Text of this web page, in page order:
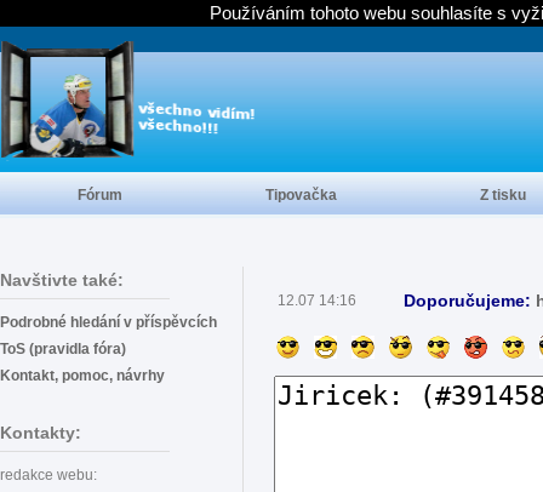
Navštivte také:
Podrobné hledání v příspěvcích
ToS (pravidla fóra)
Kontakt, pomoc, návrhy
Kontakty:
redakce webu:
12.07 14:16 Doporučujeme:
Fórum Tipovačka Z tisku
Používáním tohoto webu souhlasíte s